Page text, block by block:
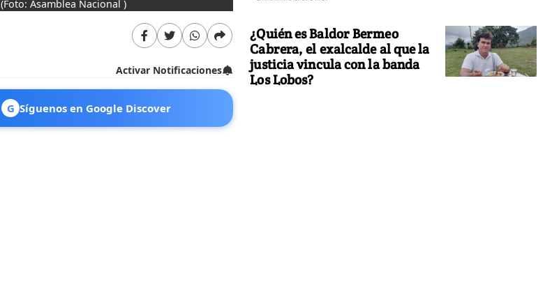
(Foto: Asamblea Nacional )
Activar Notificaciones
G Síguenos en Google Discover
¿Quién es Baldor Bermeo
Cabrera, el exalcalde al que la
justicia vincula con la banda
Los Lobos?